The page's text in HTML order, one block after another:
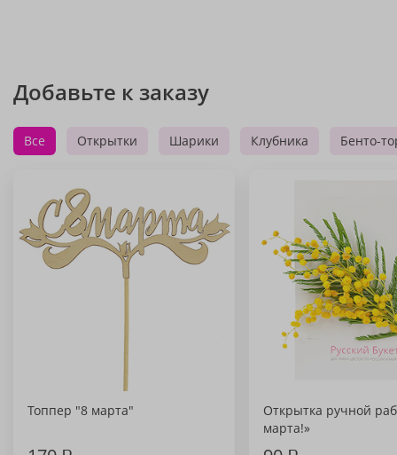
Добавьте к заказу
Все Открытки Шарики Клубника Бенто-
Топпер "8 марта"
Открытка ручной
марта!»